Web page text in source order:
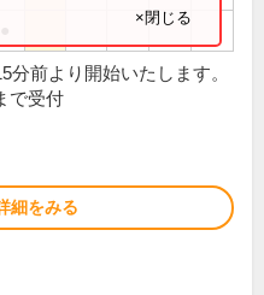
×閉じる
分前より開始いたします。
で受付
細をみる